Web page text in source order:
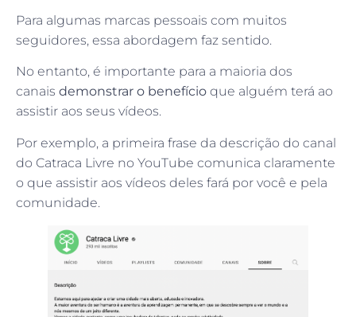
Para algumas marcas pessoais com muitos
seguidores, essa abordagem faz sentido.
No entanto, é importante para a maioria dos
canais demonstrar o benefício que alguém terá ao
assistir aos seus vídeos.
Por exemplo, a primeira frase da descrição do canal
do Catraca Livre no YouTube comunica claramente
o que assistir aos vídeos deles fará por você e pela
comunidade.